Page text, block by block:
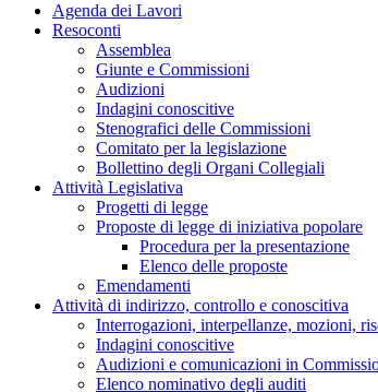
Agenda dei Lavori
Resoconti
Assemblea
Giunte e Commissioni
Audizioni
Indagini conoscitive
Stenografici delle Commissioni
Comitato per la legislazione
Bollettino degli Organi Collegiali
Attività Legislativa
Progetti di legge
Proposte di legge di iniziativa popolare
Procedura per la presentazione
Elenco delle proposte
Emendamenti
Attività di indirizzo, controllo e conoscitiva
Interrogazioni, interpellanze, mozioni,
Indagini conoscitive
Audizioni e comunicazioni in
Elenco nominativo degli auditi